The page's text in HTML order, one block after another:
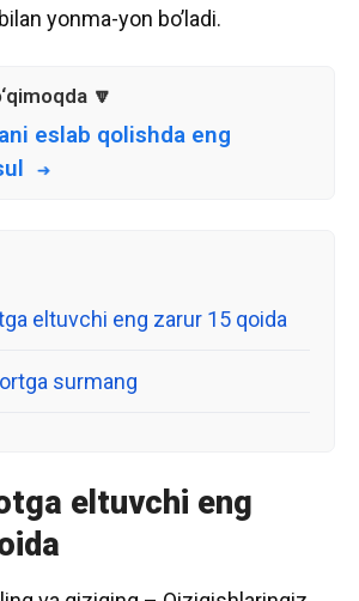
yonma-yon bo’ladi.
eslab qolishda eng
eltuvchi eng zarur 15 qoida
surmang
eltuvchi eng